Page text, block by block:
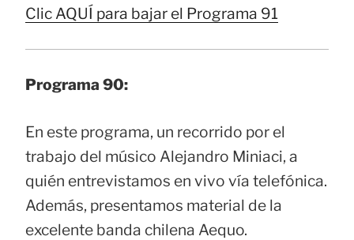
Clic AQUÍ para bajar el Programa 91
Programa 90:
En este programa, un recorrido por el
trabajo del músico Alejandro Miniaci, a
quién entrevistamos en vivo vía telefónica.
Además, presentamos material de la
excelente banda chilena Aequo.